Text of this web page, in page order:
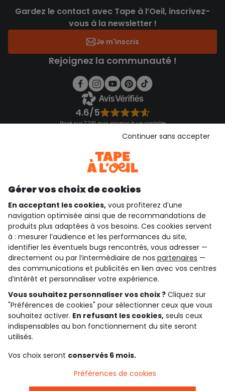
Gardez le contact avec Tape à l’Oeil, inscrivez-
vous à la newsletter !
Je m'inscris
Rejoignez la communauté !
4.6/5
Basé sur 7 291 avis soumis à un contrôle
Consulter les CGU
qui sommes-nous ?
besoin d'aide ?
le club fidélité
notre catalogue
Conditions générales de ventes et d'utilisation
Conditions d’utilisation des réseaux sociaux
Politique de confidentialité
Cookies et données personnelles
Paramètres des cookies
Gérer vos choix de cookies
En acceptant les cookies, vous profiterez d’une
navigation optimisée ainsi que de recommandations de
produits plus adaptées à vos besoins. Ces cookies servent
à : mesurer l’audience et les performances du site,
identifier les éventuels bugs rencontrés, vous adresser —
directement ou par l’intermédiaire de nos partenaires —
des communications et publicités en lien avec vos centres
d’intérêt et personnaliser votre expérience.
Vous souhaitez personnaliser vos choix ? Cliquez sur
"Préférences de cookies" pour sélectionner ceux que vous
souhaitez activer. En refusant les cookies, seuls ceux
indispensables au bon fonctionnement du site seront
utilisés.
Vos choix seront conservés 6 mois.
Continuer sans accepter
Préférences de cookies